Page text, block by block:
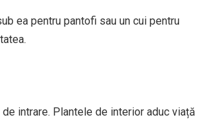
ea pentru pantofi sau un cui pentru
intrare. Plantele de interior aduc viață